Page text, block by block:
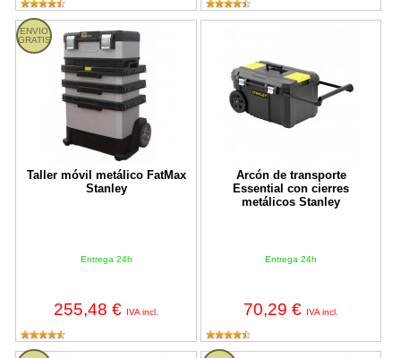
ENVIO
GRATIS
Taller móvil metálico FatMax
Stanley
Entrega 24h
255,48 € IVA incl.
Taller móvil metálico FatMax Stanley
Arcón de transporte
Essential con cierres
metálicos Stanley
Entrega 24h
70,29 € IVA incl.